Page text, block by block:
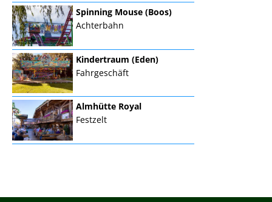
Spinning Mouse (Boos)
Achterbahn
Kindertraum (Eden)
Fahrgeschäft
Almhütte Royal
Festzelt